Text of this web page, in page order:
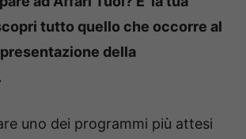
tutto quello che occorre al
della
uno dei programmi più attesi